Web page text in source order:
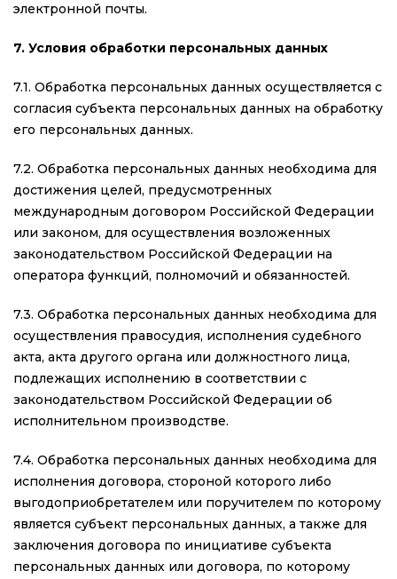
электронной почты.
7. Условия обработки персональных данных
7.1. Обработка персональных данных осуществляется с
согласия субъекта персональных данных на обработку
его персональных данных.
7.2. Обработка персональных данных необходима для
достижения целей, предусмотренных
международным договором Российской Федерации
или законом, для осуществления возложенных
законодательством Российской Федерации на
оператора функций, полномочий и обязанностей.
7.3. Обработка персональных данных необходима для
осуществления правосудия, исполнения судебного
акта, акта другого органа или должностного лица,
подлежащих исполнению в соответствии с
законодательством Российской Федерации об
исполнительном производстве.
7.4. Обработка персональных данных необходима для
исполнения договора, стороной которого либо
выгодоприобретателем или поручителем по которому
является субъект персональных данных, а также для
заключения договора по инициативе субъекта
персональных данных или договора, по которому